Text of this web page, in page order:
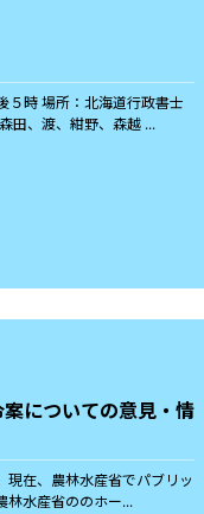
時 場所：北海道行政書士
田、渡、紺野、森越 ...
についての意見・情
現在、農林水産省でパブリッ
林水産省ののホー...